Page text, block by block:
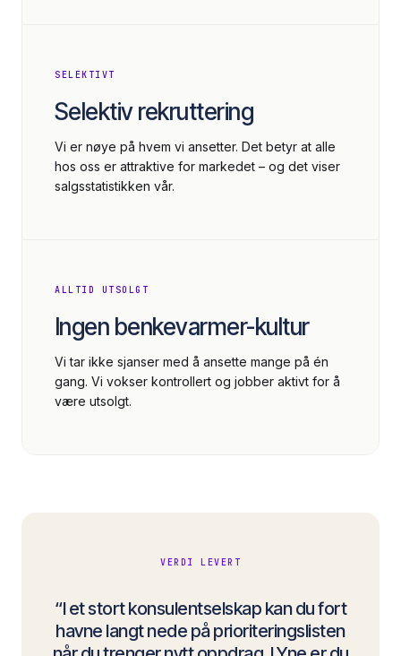
SELEKTIVT
Selektiv rekruttering
Vi er nøye på hvem vi ansetter. Det betyr at alle
hos oss er attraktive for markedet – og det viser
salgsstatistikken vår.
ALLTID UTSOLGT
Ingen benkevarmer-kultur
Vi tar ikke sjanser med å ansette mange på én
gang. Vi vokser kontrollert og jobber aktivt for å
være utsolgt.
VERDI LEVERT
“I et stort konsulentselskap kan du fort
havne langt nede på prioriteringslisten